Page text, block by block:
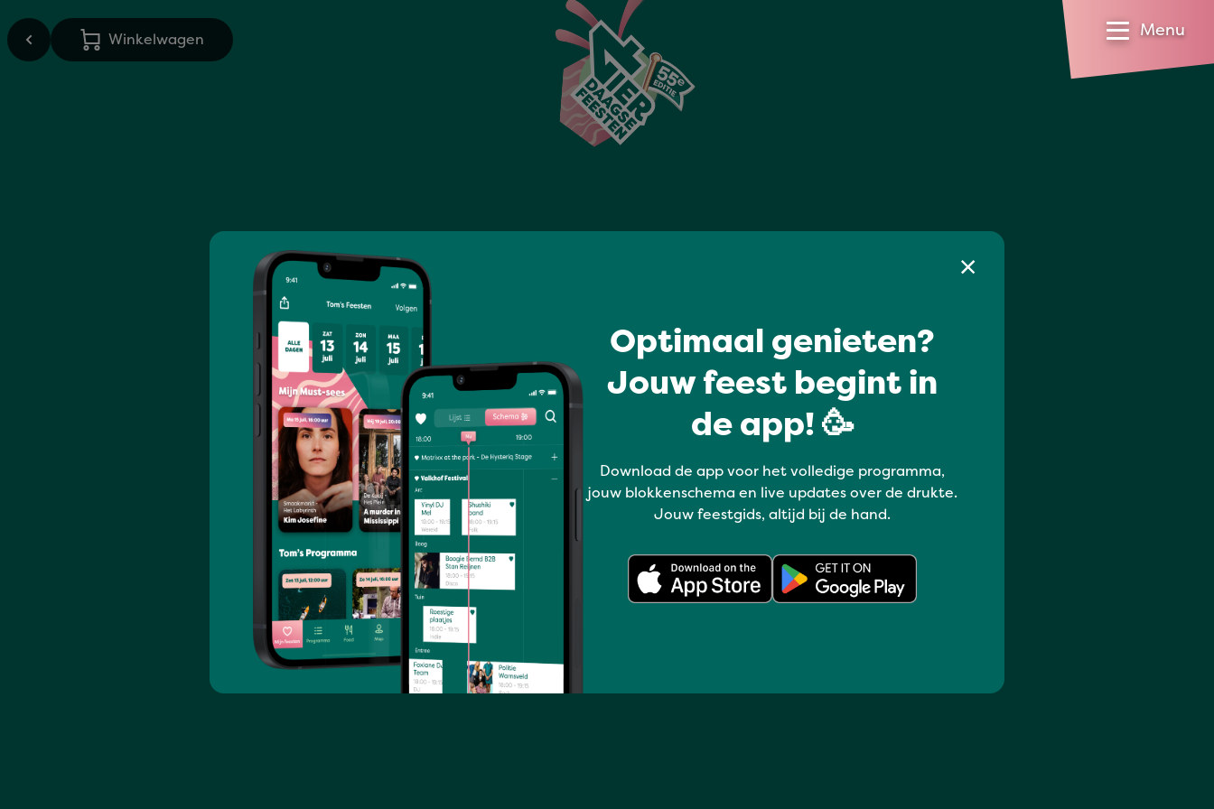
Winkelwagen Menu
Stadseiland Stek -
WonderWaal
De mooiste plek om te blijven
hangen: voeten in het zand,
skyline als decor en non-stop
bands, dans, dance, latin, theater
& kids.
Optimaal genieten?
Jouw feest begint in
de app! 🥳
Download de app voor het volledige programma,
jouw blokkenschema en live updates over de drukte.
Jouw feestgids, altijd bij de hand.